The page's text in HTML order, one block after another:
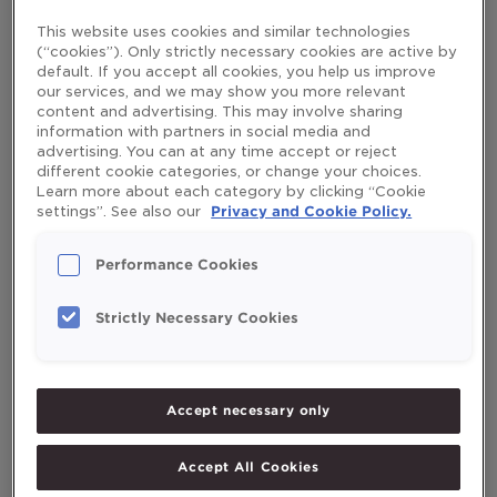
Zašto uzimati vitamin D tijekom
ljeta?
Jeste li čuli za staro pravilo da se ulje jetre bakalara uzima
No, jesu li dodaci vitamina D zaista potrebni samo u
Zašto
uzimati
vitamin
tijekom
ljeta?
su
This website uses cookies and similar technologies
(“cookies”). Only strictly necessary cookies are active by
default. If you accept all cookies, you help us improve
our services, and we may show you more relevant
content and advertising. This may involve sharing
information with partners in social media and
advertising. You can at any time accept or reject
different cookie categories, or change your choices.
Learn more about each category by clicking “Cookie
settings”. See also our
Privacy and Cookie Policy.
Performance Cookies
Strictly Necessary Cookies
Accept necessary only
Accept All Cookies